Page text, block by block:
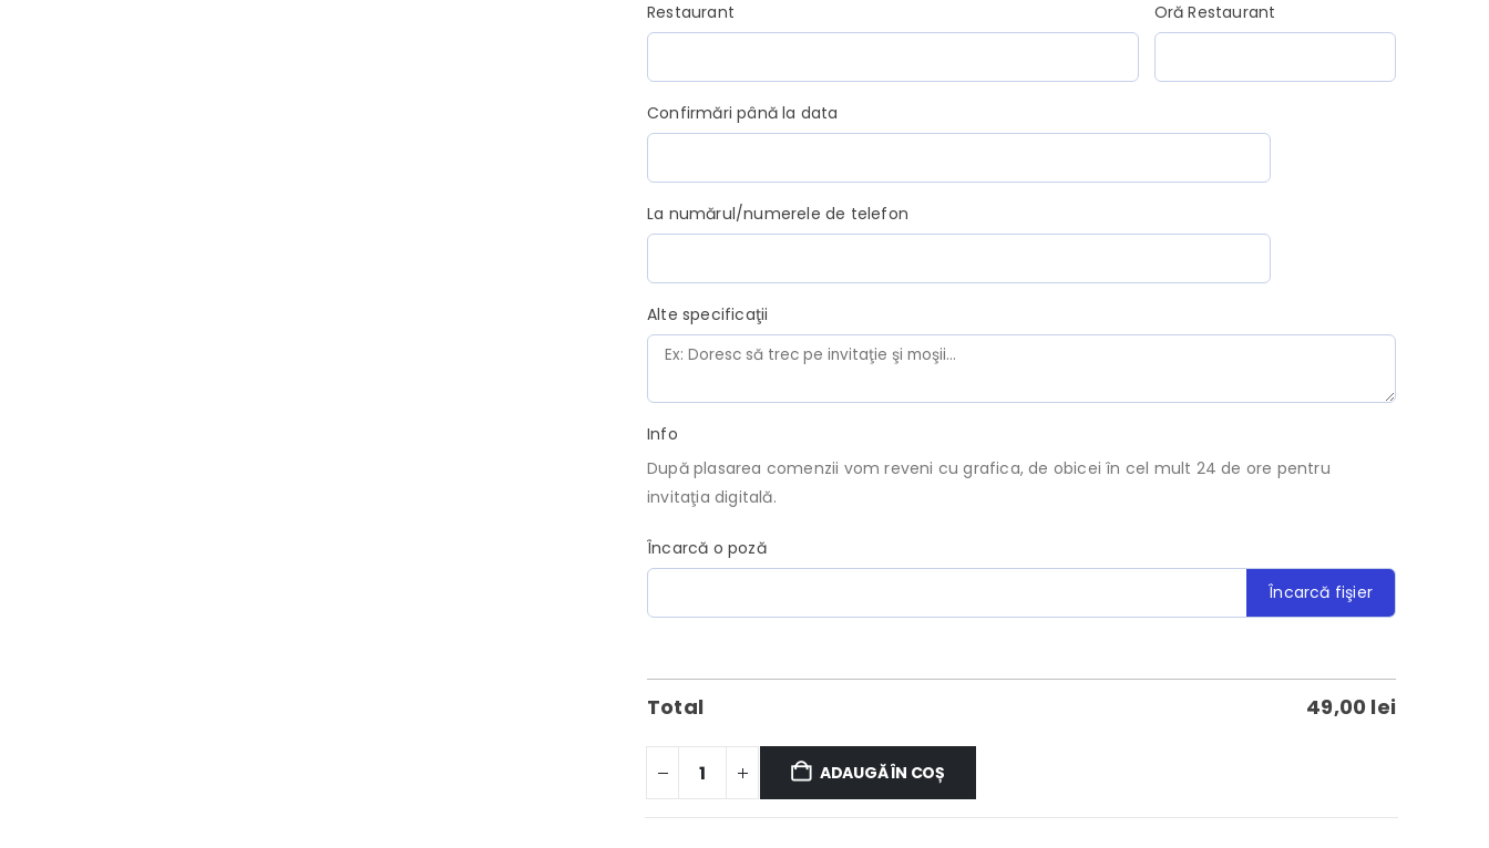
Restaurant Oră Restaurant
Confirmări până la data
La numărul/numerele de telefon
Alte specificaţii
Info
După plasarea comenzii vom reveni cu grafica, de obicei în cel mult 24 de ore pentru
invitaţia digitală.
Încarcă o poză
Încarcă fişier
Total 49,00 lei
ADAUGĂ ÎN COȘ